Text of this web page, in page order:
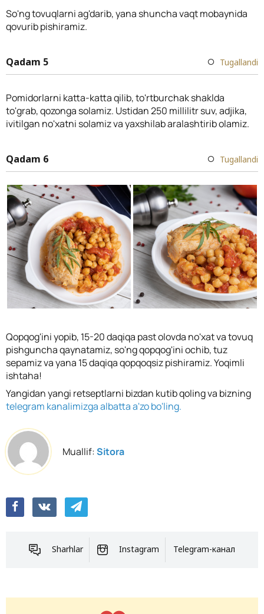
So'ng tovuqlarni ag'darib, yana shuncha vaqt mobaynida
qovurib pishiramiz.
Qadam 5 Tugallandi
Pomidorlarni katta-katta qilib, to'rtburchak shaklda
to'grab, qozonga solamiz. Ustidan 250 millilitr suv, adjika,
ivitilgan no'xatni solamiz va yaxshilab aralashtirib olamiz.
Qadam 6 Tugallandi
Qopqog'ini yopib, 15-20 daqiqa past olovda no'xat va tovuq
pishguncha qaynatamiz, so'ng qopqog'ini ochib, tuz
sepamiz va yana 15 daqiqa qopqoqsiz pishiramiz. Yoqimli
ishtaha!
Yangidan yangi retseptlarni bizdan kutib qoling va bizning
telegram kanalimizga albatta a'zo bo'ling.
Muallif:Sitora
Sharhlar Instagram Telegram-канал